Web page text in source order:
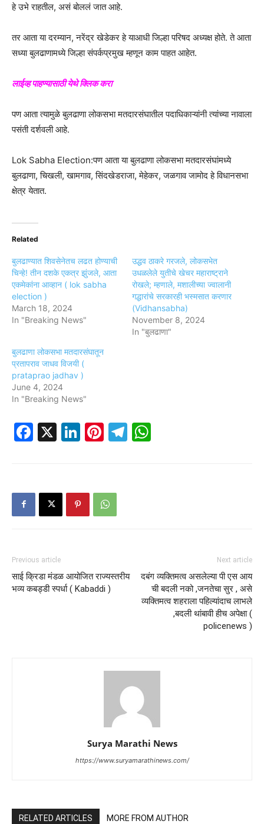
हे उभे राहतील, असं बोललं जात आहे.
तर आता या दरम्यान, नरेंद्र खेडेकर हे याआधी जिल्हा परिषद अध्यक्ष होते. ते आता
सध्या बुलढाणामध्ये जिल्हा संपर्कप्रमुख म्हणून काम पाहत आहेत.
लाईव्ह पाहण्यासाठी येथे क्लिक करा
पण आता त्यामुळे बुलढाणा लोकसभा मतदारसंघातील पदाधिकाऱ्यांनी त्यांच्या नावाला
पसंती दर्शवली आहे.
Lok Sabha Election:पण आता या बुलढाणा लोकसभा मतदारसंघांमध्ये
बुलढाणा, चिखली, खामगाव, सिंदखेडराजा, मेहेकर, जळगाव जामोद हे विधानसभा
क्षेत्र येतात.
Related
बुलढाण्यात शिवसेनेतच लढत होण्याची
चिन्हे! तीन दशके एकत्र झुंजले, आता
एकमेकांना आव्हान ( lok sabha
election )
March 18, 2024
In "Breaking News"
उद्धव ठाकरे गरजले, लोकसभेत
उधळलेले युतीचे खेचर महाराष्ट्राने
रोखले; म्हणाले, मशालीच्या ज्वालानी
गद्धारांचे सरकारही भस्मसात करणार
(Vidhansabha)
November 8, 2024
In "बुलढाणा"
बुलढाणा लोकसभा मतदारसंघातून
प्रतापराव जाधव विजयी (
prataprao jadhav )
June 4, 2024
In "Breaking News"
Facebook
X LinkedIn
Pinterest
Telegram
Previous article
साई क्रिडा मंडळ आयोजित राज्यस्तरीय
भव्य कबड्डी स्पर्धा ( Kabaddi )
Next article
दबंग व्यक्तिमत्व असलेल्या पी एस आय
ची बदली नको ,जनतेचा सुर , असे
व्यक्तिमत्व शहराला पहिल्यांदाच लाभले
,बदली थांबावी हीच अपेक्षा (
policenews )
Surya Marathi News
https://www.suryamarathinews.com/
RELATED ARTICLES MORE FROM AUTHOR